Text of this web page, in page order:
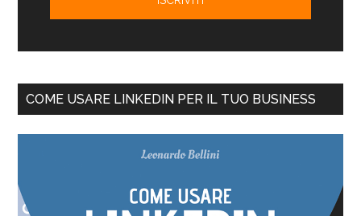
COME USARE LINKEDIN PER IL TUO BUSINESS